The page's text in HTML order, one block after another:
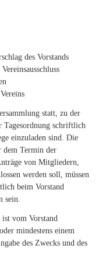
des Vorstands
statt, zu der
Tagesordnung schriftlich
einzuladen sind. Die
dem Termin der
von Mitgliedern,
werden soll, müssen
beim Vorstand
sein.
vom Vorstand
mindestens einem
des Zwecks und des